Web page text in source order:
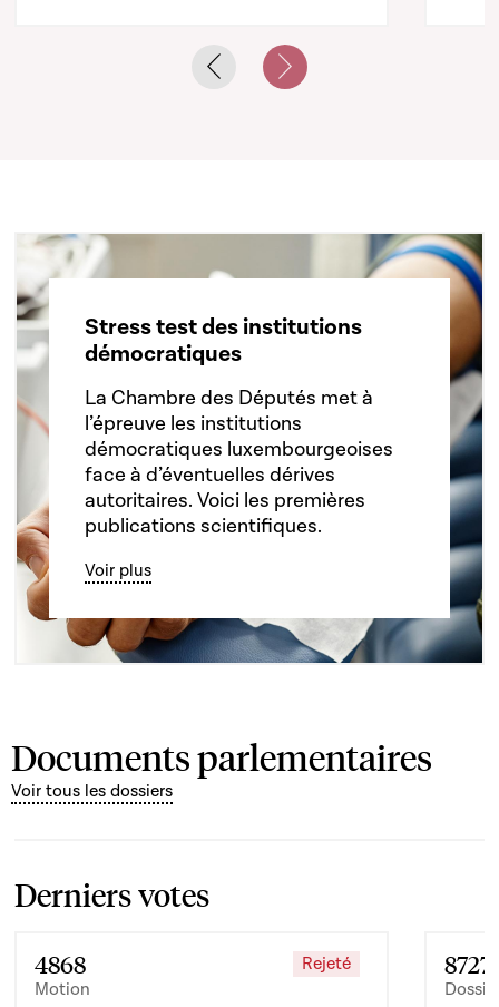
Previous slideNext slide
Stress test des institutions
démocratiques
La Chambre des Députés met à
l’épreuve les institutions
démocratiques luxembourgeoises
face à d’éventuelles dérives
autoritaires. Voici les premières
publications scientifiques.
Voir plus
Documents parlementaires
Voir tous les dossiers
Derniers votes
4868
Motion
Rejeté 8727